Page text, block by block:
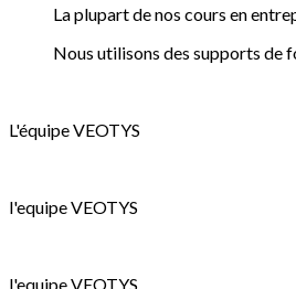
La plupart de nos cours en
Nous utilisons des supports de
L'équipe VEOTYS
l'equipe VEOTYS
l'equipe VEOTYS